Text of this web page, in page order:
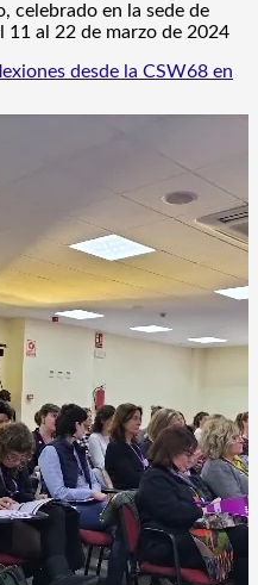
celebrado en la sede de
11 al 22 de marzo de 2024
desde la CSW68 en